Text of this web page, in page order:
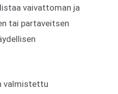
vaivattoman ja
tai partaveitsen
valmistettu